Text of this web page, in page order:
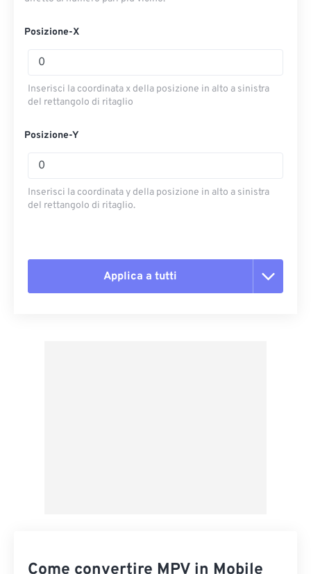
Posizione-X
Inserisci la coordinata x della posizione in alto a sinistra
del rettangolo di ritaglio
Posizione-Y
Inserisci la coordinata y della posizione in alto a sinistra
del rettangolo di ritaglio.
Applica a tutti